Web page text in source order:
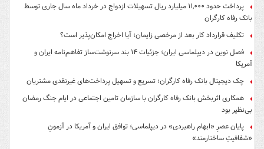
پرداخت حدود ۱۱,۰۰۰ میلیارد ریال تسهیلات ازدواج در خرداد ماه سال جاری توسط
بانک رفاه کارگران
تکلیف قرارداد کار بعد از مرخصی زایمان؛ آیا اخراج امکان‌پذیر است؟
فصل نوین در دیپلماسی ایران؛ جزئیات ۱۴ بند سرنوشت‌ساز تفاهم‌نامه ایران و
آمریکا
چک دیجیتال بانک رفاه کارگران؛ تسریع و تسهیل پرداخت‌های غیرنقدی مشتریان
همکاری اثربخش بانک رفاه کارگران با سازمان تامین اجتماعی در ایام جنگ رمضان
بی‌نظیر بود
پایان عصرِ «ابهام راهبردی» در دیپلماسی؛ توافق ایران و آمریکا در آزمونِ
«شفافیتِ ساختارمند»